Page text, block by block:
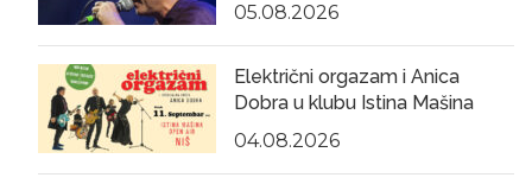
05.08.2026
Električni orgazam i Anica
Dobra u klubu Istina Mašina
04.08.2026